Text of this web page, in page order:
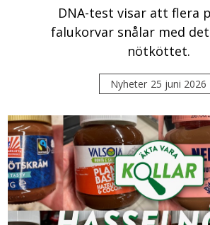
DNA-test visar att flera
falukorvar snålar med
nötköttet.
Nyheter 25 juni 2026